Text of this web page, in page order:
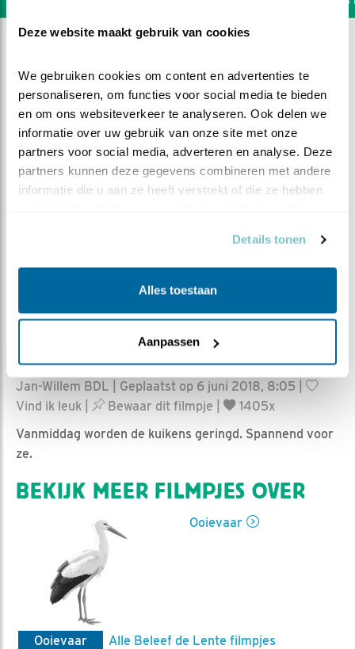
Deze website maakt gebruik van cookies
We gebruiken cookies om content en advertenties te
personaliseren, om functies voor social media te bieden
en om ons websiteverkeer te analyseren. Ook delen we
informatie over uw gebruik van onze site met onze
partners voor social media, adverteren en analyse. Deze
partners kunnen deze gegevens combineren met andere
informatie die u aan ze heeft verstrekt of die ze hebben
Details tonen
Alles toestaan
Aanpassen
DEEL DIT FILMPJE
De kuuks bereiden zich voor
op het ringen.
Jan-Willem BDL | Geplaatst op 6 juni 2018, 8:05 |
Vind ik leuk
Bewaar dit filmpje
1405x
Vanmiddag worden de kuikens geringd. Spannend voor
ze.
BEKIJK MEER FILMPJES OVER
Ooievaar
Ooievaar Alle Beleef de Lente filmpjes